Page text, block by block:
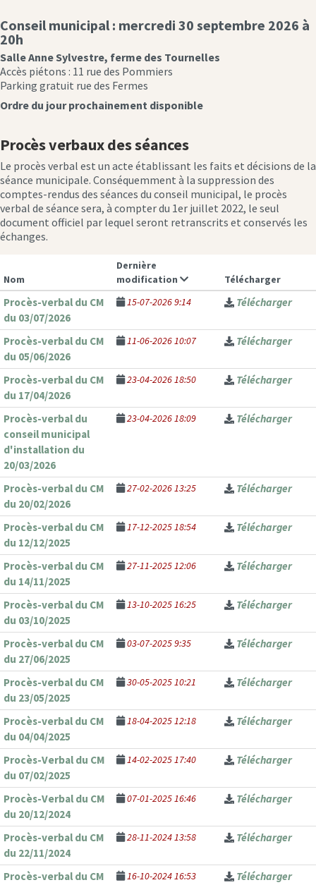
Conseil municipal : mercredi 30 septembre 2026 à
20h
Salle Anne Sylvestre, ferme des Tournelles
Accès piétons : 11 rue des Pommiers
Parking gratuit rue des Fermes
Ordre du jour prochainement disponible
Procès verbaux des séances
Le procès verbal est un acte établissant les faits et décisions de la
séance municipale. Conséquemment à la suppression des
comptes-rendus des séances du conseil municipal, le procès
verbal de séance sera, à compter du 1er juillet 2022, le seul
document officiel par lequel seront retranscrits et conservés les
échanges.
Nom
Dernière
modification
Télécharger
Procès-verbal du CM
du 03/07/2026
15-07-2026 9:14 Télécharger
Procès-verbal du CM
du 05/06/2026
11-06-2026 10:07 Télécharger
Procès-verbal du CM
du 17/04/2026
23-04-2026 18:50 Télécharger
Procès-verbal du
conseil municipal
d'installation du
20/03/2026
23-04-2026 18:09 Télécharger
Procès-verbal du CM
du 20/02/2026
27-02-2026 13:25 Télécharger
Procès-verbal du CM
du 12/12/2025
17-12-2025 18:54 Télécharger
Procès-verbal du CM
du 14/11/2025
27-11-2025 12:06 Télécharger
Procès-verbal du CM
du 03/10/2025
13-10-2025 16:25 Télécharger
Procès-verbal du CM
du 27/06/2025
03-07-2025 9:35 Télécharger
Procès-verbal du CM
du 23/05/2025
30-05-2025 10:21 Télécharger
Procès-verbal du CM
du 04/04/2025
18-04-2025 12:18 Télécharger
Procès-Verbal du CM
du 07/02/2025
14-02-2025 17:40 Télécharger
Procès-Verbal du CM
du 20/12/2024
07-01-2025 16:46 Télécharger
Procès-verbal du CM
du 22/11/2024
28-11-2024 13:58 Télécharger
Procès-verbal du CM 16-10-2024 16:53 Télécharger